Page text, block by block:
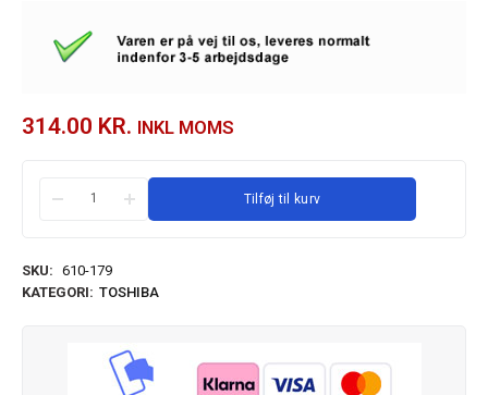
314.00 KR. INKL MOMS
Tilføj til kurv
SKU: 610-179
KATEGORI: TOSHIBA